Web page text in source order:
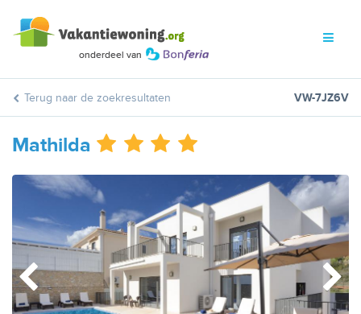
Terug naar de zoekresultaten VW-7JZ6V
Mathilda